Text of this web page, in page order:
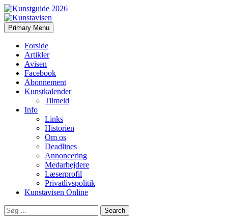
Kunstavisen
Search
Primary Menu Skip
to
Forside
Artikler
Avisen
Facebook
Abonnement
Kunstkalender
Tilmeld
Info
Links
Historien
Om os
Deadlines
Annoncering
Medarbejdere
Læserprofil
Privatlivspolitik
Kunstavisen Online
Search
for: